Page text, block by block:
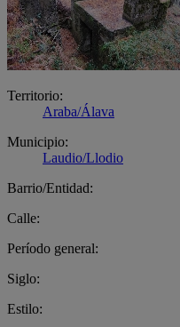
Territorio:
Araba/Álava
Municipio:
Laudio/Llodio
Barrio/Entidad:
Calle:
Período general:
Siglo:
Estilo: